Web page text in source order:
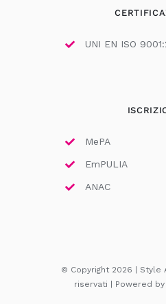
UNI EN ISO
MePA
EmPULIA
ANAC
© Copyright 2026 | Style
riservati | Powered by